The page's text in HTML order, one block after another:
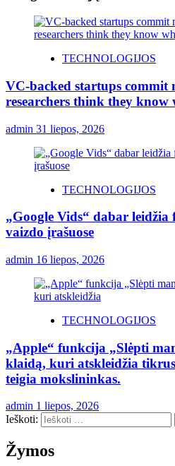
TECHNOLOGIJOS
VC-backed startups commit
researchers think they know
admin 31 liepos, 2026
TECHNOLOGIJOS
„Google Vids“ dabar
vaizdo įrašuose
admin 16 liepos, 2026
TECHNOLOGIJOS
„Apple“ funkcija „Slėpti
klaidą, kuri atskleidžia tikrus
teigia mokslininkas.
admin 1 liepos, 2026
Ieškoti:
Žymos